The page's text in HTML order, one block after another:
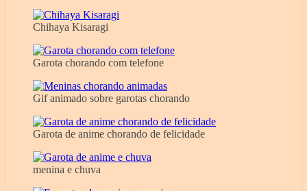
Chihaya Kisaragi
Garota chorando com telefone
Gif animado sobre garotas chorando
Garota de anime chorando de felicidade
menina e chuva